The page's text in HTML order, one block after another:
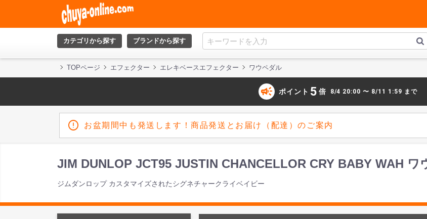
カテゴリから探す ブランドから探す
TOPページ エフェクター エレキベースエフェクター ワウペダル
campaign ポイント 5 倍 8/4 20:00 〜 8/11 1:59 まで
お盆期間中も発送します！商品発送とお届け（配達）のご案内
JIM DUNLOP JCT95 JUSTIN CHANCELLOR CRY BABY WAH ワ
ジムダンロップ カスタマイズされたシグネチャークライベイビー